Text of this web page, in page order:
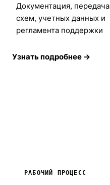
Документация, передача
схем, учетных данных и
регламента поддержки
Узнать подробнее →
РАБОЧИЙ ПРОЦЕСС